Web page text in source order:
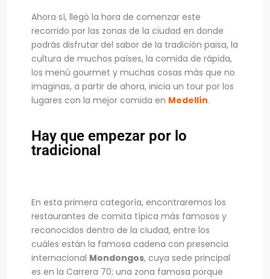
Ahora sí, llegó la hora de comenzar este
recorrido por las zonas de la ciudad en donde
podrás disfrutar del sabor de la tradición paisa, la
cultura de muchos países, la comida de rápida,
los menú gourmet y muchas cosas más que no
imaginas, a partir de ahora, inicia un tour por los
lugares con la mejor comida en Medellín.
Hay que empezar por lo
tradicional
En esta primera categoría, encontraremos los
restaurantes de comita típica más famosos y
reconocidos dentro de la ciudad, entre los
cuáles están la famosa cadena con presencia
internacional Mondongos, cuya sede principal
es en la Carrera 70; una zona famosa porque